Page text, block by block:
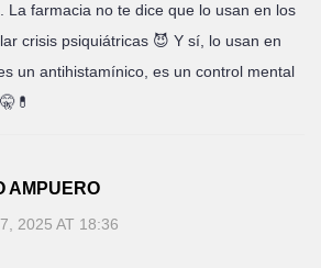
La farmacia no te dice que lo usan en los
crisis psiquiátricas 😈 Y sí, lo usan en
un antihistamínico, es un control mental
AMPUERO
2025 AT 18:36